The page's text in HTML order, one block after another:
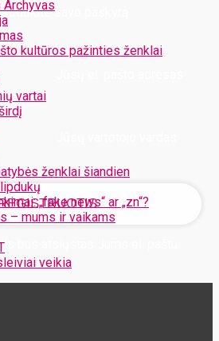
kultūros pažinties ženklai
vartai
ženklai šiandien
„fake news“ ar „zn“?
– mums ir vaikams
veikia
savo paskyrą
bus atsiųstas Jums el. paštu